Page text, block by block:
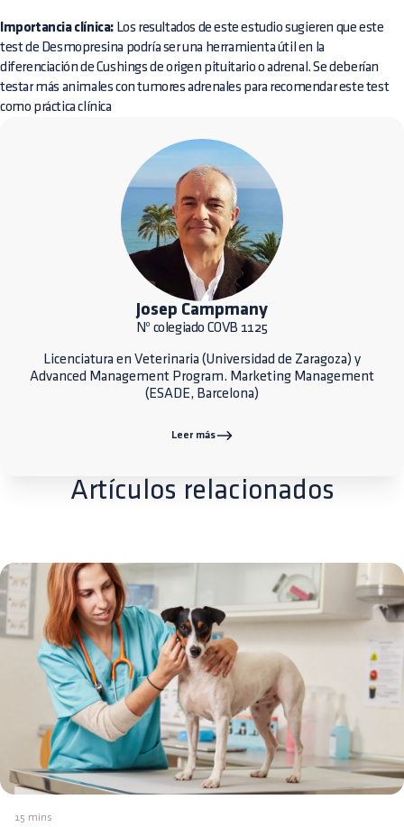
Importancia clínica: Los resultados de este estudio sugieren que este
test de Desmopresina podría ser una herramienta útil en la
diferenciación de Cushings de origen pituitario o adrenal. Se deberían
testar más animales con tumores adrenales para recomendar este test
como práctica clínica
Josep Campmany
Nº colegiado COVB 1125
Licenciatura en Veterinaria (Universidad de Zaragoza) y
Advanced Management Program. Marketing Management
(ESADE, Barcelona)
Leer más
Artículos relacionados
15 mins